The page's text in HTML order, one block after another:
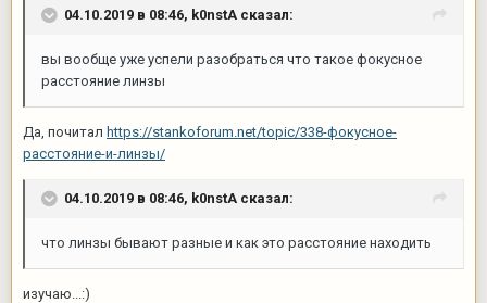
04.10.2019 в 08:46, k0nstA сказал:
вы вообще уже успели разобраться что такое фокусное
расстояние линзы
Да, почитал https://stankoforum.net/topic/338-фокусное-
расстояние-и-линзы/
04.10.2019 в 08:46, k0nstA сказал:
что линзы бывают разные и как это расстояние находить
изучаю...:)